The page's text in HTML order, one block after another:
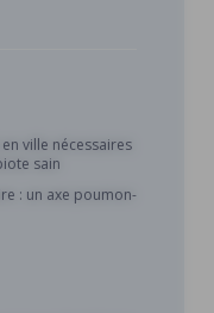
ville nécessaires
sain
: un axe poumon-